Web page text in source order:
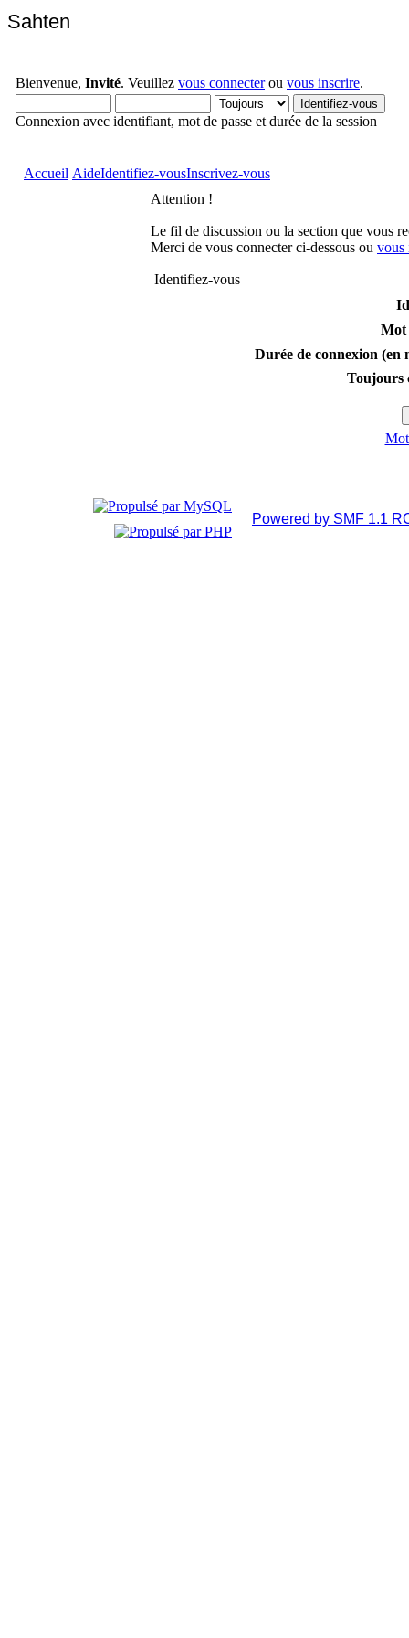
Sahten
Bienvenue, Invité. Veuillez vous connecterou vous inscrire.
Connexion avec identifiant, mot de passe et durée de la session
Accueil AideIdentifiez-vousInscrivez-vous
Attention !
Le fil de discussion ou la section que vous
Merci de vous connecter ci-dessous ou vous
Identifiez-vous
Mot
Durée de connexion (en
Toujours
Powered by SMF 1.1